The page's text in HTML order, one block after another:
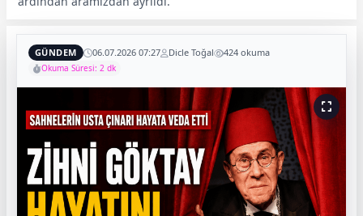
GÜNDEM 06.07.2026 07:27 Dicle Toğal 424 okuma
Okuma Süresi: 2 dk